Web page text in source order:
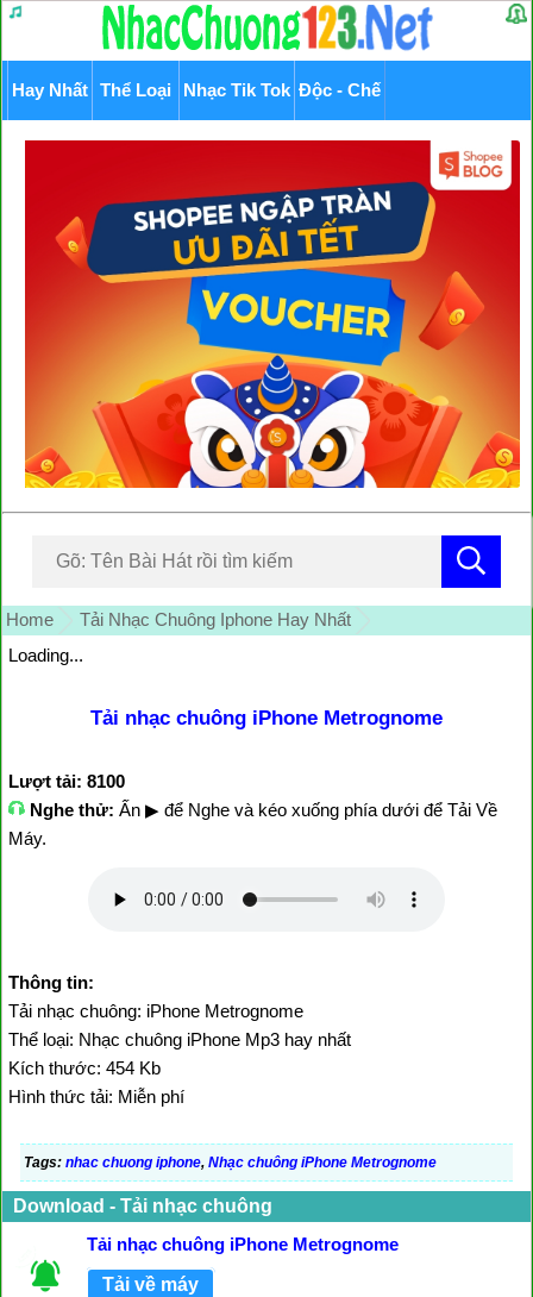
Hay Nhất Thể Loại Nhạc Tik Tok Độc - Chế
Home
Tải Nhạc Chuông Iphone Hay Nhất
Loading...
Tải nhạc chuông iPhone Metrognome
Lượt tải: 8100
Nghe thử: Ấn ▶ để Nghe và kéo xuống phía dưới để Tải Về
Máy.
Thông tin:
Tải nhạc chuông: iPhone Metrognome
Thể loại: Nhạc chuông iPhone Mp3 hay nhất
Kích thước: 454 Kb
Hình thức tải: Miễn phí
Tags: nhac chuong iphone, Nhạc chuông iPhone Metrognome
Download - Tải nhạc chuông
Tải nhạc chuông iPhone Metrognome
Tải về máy